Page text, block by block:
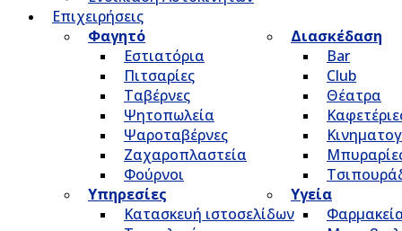
Επιχειρήσεις
Φαγητό
Εστιατόρια
Πιτσαρίες
Ταβέρνες
Ψητοπωλεία
Ψαροταβέρνες
Ζαχαροπλαστεία
Φούρνοι
Διασκέδαση
Bar
Club
Θέατρα
Υπηρεσίες
Κατασκευή ιστοσελίδων
Υγεία